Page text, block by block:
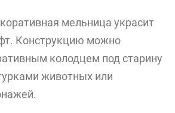
мельница украсит
Конструкцию можно
колодцем под старину
животных или